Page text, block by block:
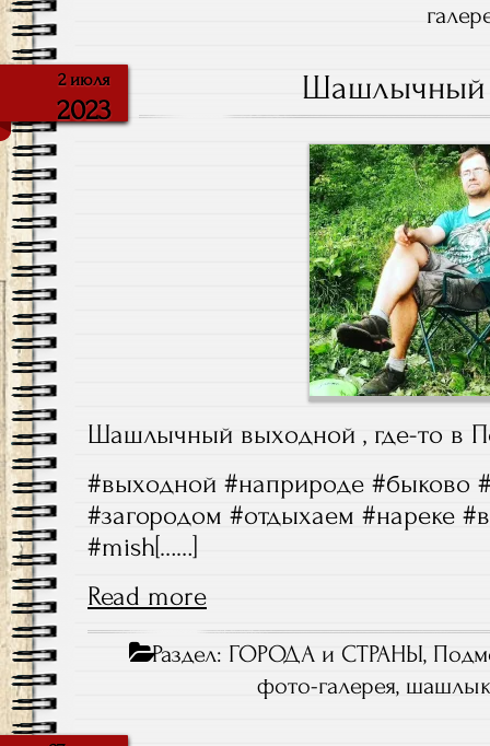
2 июля
2023
Шашлычный
Шашлычный выходной , где-то в
#выходной #наприроде #быково
#загородом #отдыхаем #нареке
#mish[……]
Read more
Раздел: ГОРОДА и СТРАНЫ,
фото-галерея,